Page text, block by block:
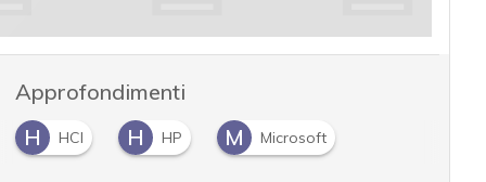
Approfondimenti
H
HCI H HP M Microsoft